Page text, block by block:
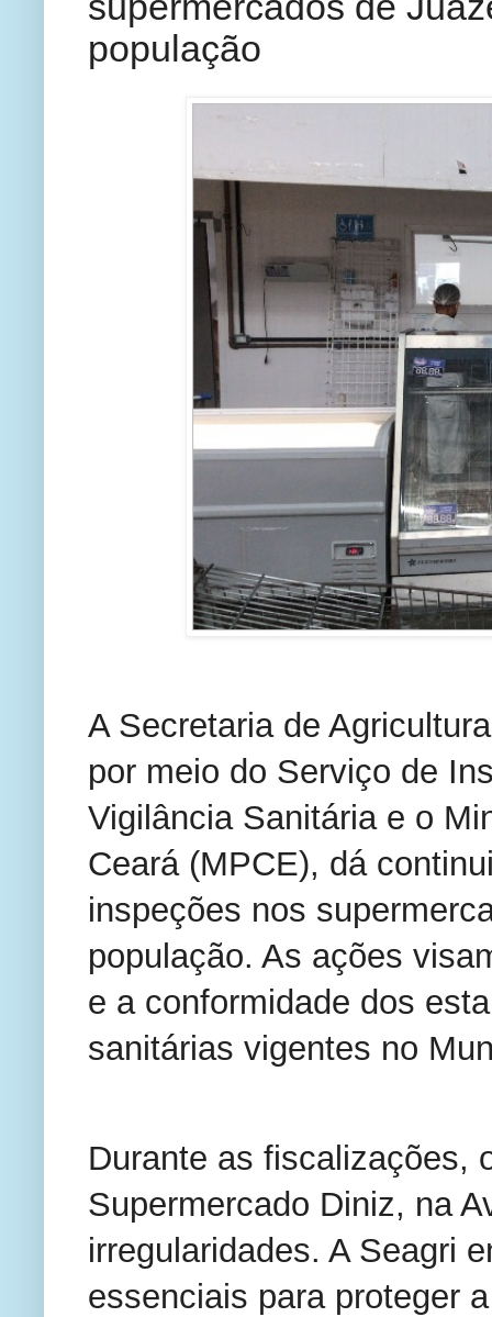
população
A Secretaria de
por meio do Serviço de
Vigilância Sanitária e o
Ceará (MPCE), dá
inspeções nos
população. As ações
e a conformidade dos
sanitárias vigentes no
Durante as fiscalizações,
Supermercado Diniz, na
irregularidades. A Seagri
essenciais para proteger